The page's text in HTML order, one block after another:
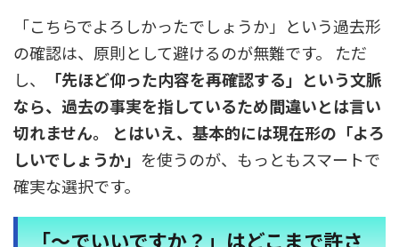
「こちらでよろしかったでしょうか」という過去形
の確認は、原則として避けるのが無難です。 ただ
し、
「先ほど仰った内容を再確認する」 という文脈
なら、過去の事実を指しているため間違いとは言い
切れません。 とはいえ、基本的には現在形の 「よろ
しいでしょうか」 を使うのが、もっともスマートで
確実な選択です。
「〜でいいですか？」はどこまで許さ